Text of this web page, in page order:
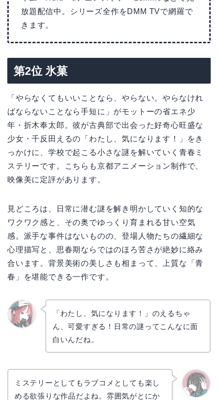
放題配信中。シリーズ全作をDMM TVで網羅で
きます。
第2位 氷菓
「やらなくてもいいことなら、やらない。やらなけれ
ばならないことなら手短に」がモットーの省エネ少
年・折木奉太郎。彼が古典部で出会った好奇心旺盛な
少女・千反田えるの「わたし、気になります！」をき
っかけに、学校で起こる小さな謎を解いていく青春ミ
ステリーです。こちらも京都アニメーション制作で、
映像美に定評があります。
見どころは、日常に潜む謎を解き明かしていく知的な
ワクワク感と、その奥でゆっくり育まれる甘い空気
感。派手な事件はないものの、登場人物たちの繊細な
心理描写と、思春期ならではのほろ苦さが絶妙に絡み
合います。背景美術の美しさも相まって、上質な「青
春」を堪能できる一作です。
「わたし、気になります！」のえるちゃ
ん、可愛すぎる！日常の謎ってこんなに面
白いんだね。
ミステリーとしてもラブコメとしても楽し
める欲張りな作品だよね。雰囲気がとにか